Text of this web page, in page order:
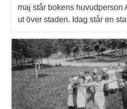
maj står bokens huvudperson
ut över staden. Idag står en